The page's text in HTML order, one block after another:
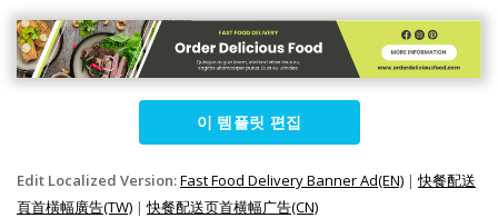
이 템플릿 편집
Edit Localized Version:Fast Food Delivery Banner Ad(EN) |快餐配送
頁首橫幅廣告(TW) |快餐配送页首横幅广告(CN)